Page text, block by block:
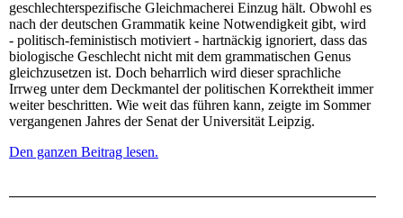
geschlechterspezifische Gleichmacherei Einzug hält. Obwohl es
nach der deutschen Grammatik keine Notwendigkeit gibt, wird
- politisch-feministisch motiviert - hartnäckig ignoriert, dass das
biologische Geschlecht nicht mit dem grammatischen Genus
gleichzusetzen ist. Doch beharrlich wird dieser sprachliche
Irrweg unter dem Deckmantel der politischen Korrektheit immer
weiter beschritten. Wie weit das führen kann, zeigte im Sommer
vergangenen Jahres der Senat der Universität Leipzig.
Den ganzen Beitrag lesen.